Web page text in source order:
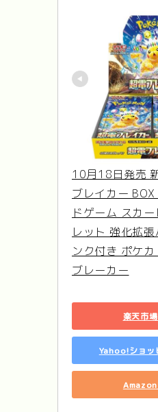
10月18日発売
ブレイカー
ドゲーム スカ
レット 強化拡
ンク付き ポケ
ブレーカー
楽天市
Yahoo!ショッ
Amazon